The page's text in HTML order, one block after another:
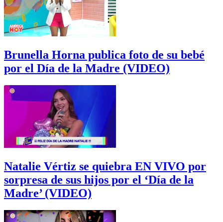
Brunella Horna publica foto de su bebé
por el Día de la Madre (VIDEO)
Natalie Vértiz se quiebra EN VIVO por
sorpresa de sus hijos por el ‘Día de la
Madre’ (VIDEO)